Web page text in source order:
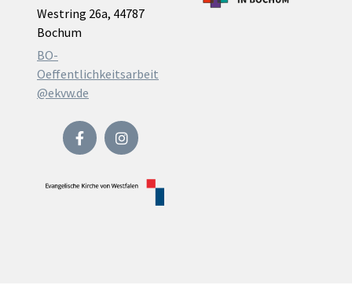
Westring 26a, 44787
Bochum
BO-
Oeffentlichkeitsarbeit
@ekvw.de